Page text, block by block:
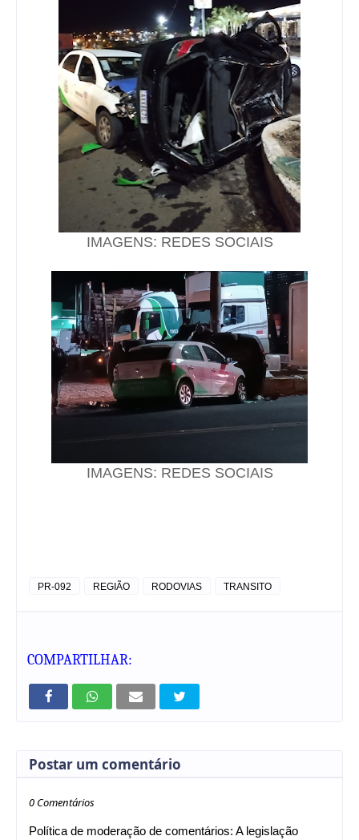
IMAGENS: REDES SOCIAIS
IMAGENS: REDES SOCIAIS
PR-092 REGIÃO RODOVIAS TRANSITO
COMPARTILHAR:
Postar um comentário
0 Comentários
Política de moderação de comentários: A legislação